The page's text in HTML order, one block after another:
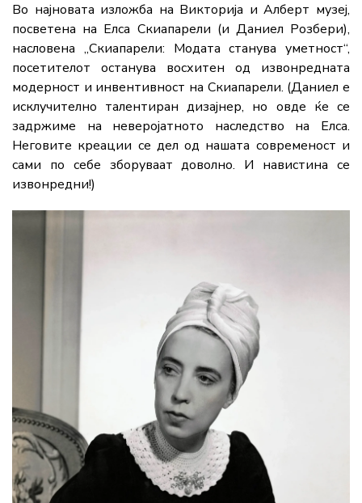
Во најновата изложба на Викторија и Алберт музеј,
посветена на Елса Скиапарели (и Даниел Розбери),
насловена „Скиапарели: Модата станува уметност“,
посетителот останува восхитен од извонредната
модерност и инвентивност на Скиапарели. (Даниел е
исклучително талентиран дизајнер, но овде ќе се
задржиме на неверојатното наследство на Елса.
Неговите креации се дел од нашата современост и
сами по себе зборуваат доволно. И навистина се
извонредни!)